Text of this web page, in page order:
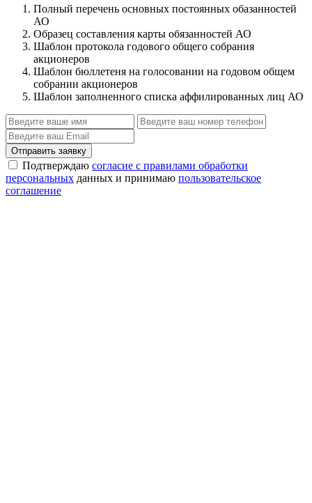
Полный перечень основных постоянных обазанностей
АО
Образец составления карты обязанностей АО
Шаблон протокола годового общего собрания
акционеров
Шаблон бюллетеня на голосовании на годовом общем
собрании акционеров
Шаблон заполненного списка аффилированных лиц АО
Отправить заявку
Подтверждаю согласие с правилами обработки
персональных данных и принимаю пользовательское
соглашение